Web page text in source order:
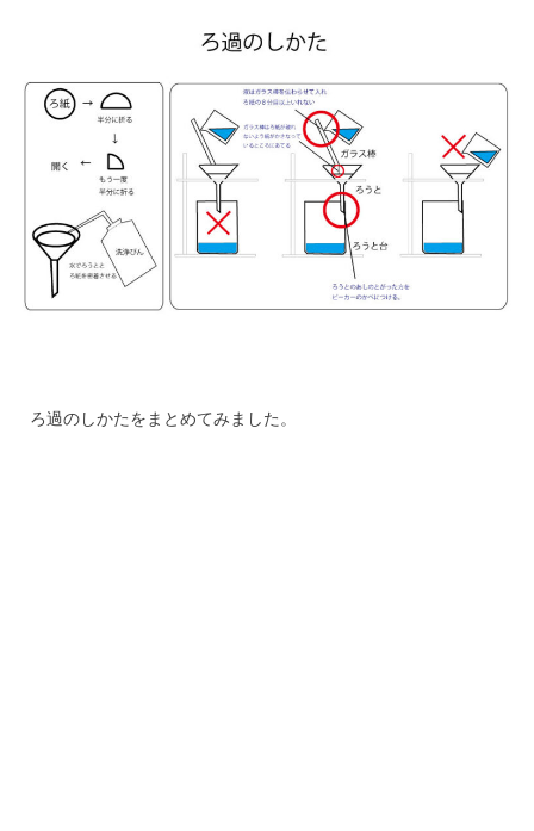
ろ過のしかたをまとめてみました。